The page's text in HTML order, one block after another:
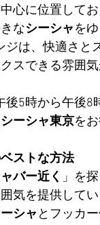
心に位置して
なシーシャを
ジは、快適さと
スできる雰囲
後5時から午後8
シーシャ東京を
ストな方法
バー近く 」を
気を提供して
シャ とフッカ